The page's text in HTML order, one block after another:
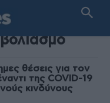
θέσεις για τον
της COVID-19
κινδύνους